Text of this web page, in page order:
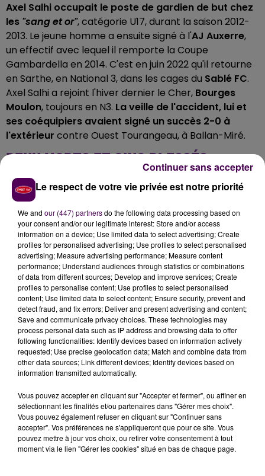
Axel Salhi occupait le poste de gardien de but chez
les "sang et or", catégorie U17, durant la saison 2012-
2013. Le jeune homme a ensuite signé à l'AJ Auxerre,
un effectif avec lequel il remporte la Coupe
Gambardella en 2014. C'est en juin 2022 qu'il retourne
en Sarthe, en National 3, dans les cages du Sablé FC.
Axel Salhi a rejoint l'hiver dernier le Cher, Bourges
Moulon, toujours en N3. La veille de l'accident, lui et
ses coéquipiers avaient signé un succès 2-0 à
l'extérieur contre Ouest Tourangeau, à Ballan-Miré.
DEUX MORTS ET CINQ BLESSÉS
L'accident s'est produit sur l'A71, dans le sens Paris -
Clermont-Ferrand, au niveau de la commune de
Vallon-en-Sully.25 sapeurs-pompiers sont
intervenus sur place, avec 11 engins.Le verglas
pourrait être à l'origine de la collision. Le bilan des
secours fait état dedeux morts. Un autre footballeur
présent dans le véhicule a été légèrement blessé,
tout comme deux autres personnes.Les deux jeunes
femmes occupantes de la voiture ont été
héliportées en urgence absolue à l'hôpital de
Clermont-Ferrand.
Après la tragique nouvelle de la disparition
d'Arslane Guedioura et d'Axel Salhi, LE MANS FC
familles, aux proches et à l'ES MOULON.
Gardien, Axel avait évolué au MANS FC lors de la
saison 2012/2013.
Le respect de votre vie privée est notre priorité
We and our (447) partnersdo the following data processing based on
your consent and/or our legitimate interest: Store and/or access
information on a device; Use limited data to select advertising; Create
profiles for personalised advertising; Use profiles to select personalised
advertising; Measure advertising performance; Measure content
performance; Understand audiences through statistics or combinations
of data from different sources; Develop and improve services; Create
profiles to personalise content; Use profiles to select personalised
content; Use limited data to select content; Ensure security, prevent and
detect fraud, and fix errors; Deliver and present advertising and content;
Save and communicate privacy choices. These technologies may
process personal data such as IP address and browsing data to offer
following functionalities: Identify devices based on information actively
requested; Use precise geolocation data; Match and combine data from
other data sources; Link different devices; Identify devices based on
information transmitted automatically.
Vous pouvez accepter en cliquant sur "Accepter et fermer", ou affiner en
sélectionnant les finalités et/ou partenaires dans "Gérer mes choix".
Vous pouvez également refuser en cliquant sur "Continuer sans
accepter". Vos préférences ne s'appliqueront que pour ce site. Vous
pouvez mettre à jour vos choix, ou retirer votre consentement à tout
moment via le lien "Gérer les cookies" situé en bas de chaque page.
Continuer sans accepter